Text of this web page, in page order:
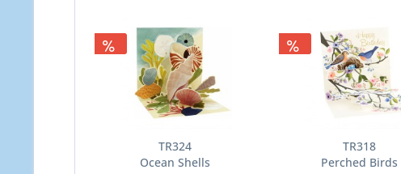
TR324
Ocean Shells
TR318
Perched Birds